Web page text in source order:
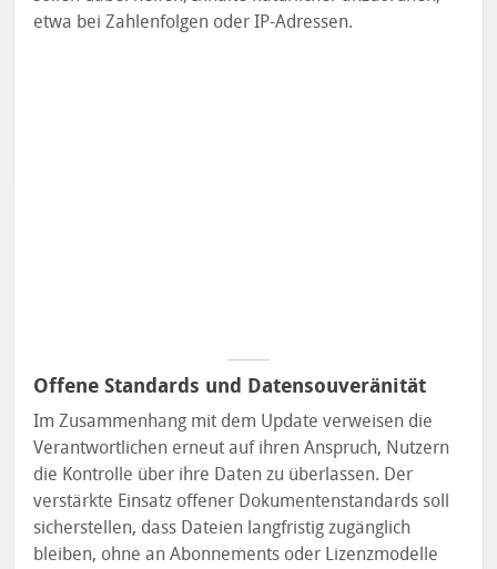
etwa bei Zahlenfolgen oder IP-Adressen.
Offene Standards und Datensouveränität
Im Zusammenhang mit dem Update verweisen die
Verantwortlichen erneut auf ihren Anspruch, Nutzern
die Kontrolle über ihre Daten zu überlassen. Der
verstärkte Einsatz offener Dokumentenstandards soll
sicherstellen, dass Dateien langfristig zugänglich
bleiben, ohne an Abonnements oder Lizenzmodelle